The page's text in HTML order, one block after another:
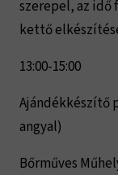
szerepel, az idő
kettő
13:00-15:00
Ajándékkészítő
angyal)
Bőrműves